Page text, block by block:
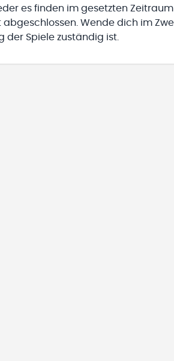
es finden im gesetzten
Wende dich im
der Spiele zuständig ist.